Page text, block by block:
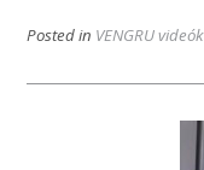
Posted in VENGRU videók